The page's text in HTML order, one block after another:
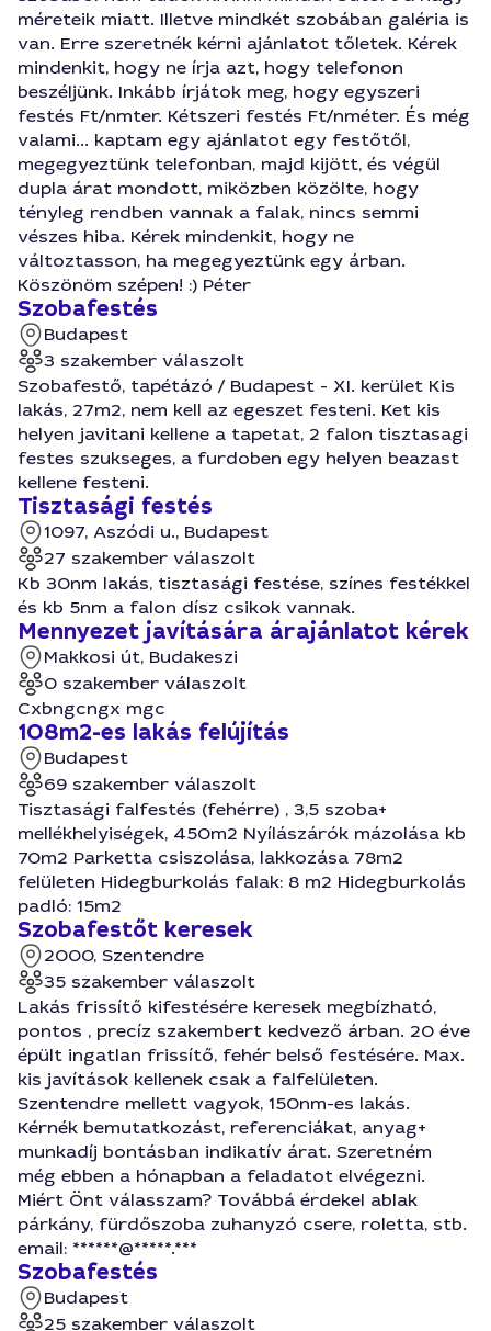
méreteik miatt. Illetve mindkét szobában galéria is
van. Erre szeretnék kérni ajánlatot tőletek. Kérek
mindenkit, hogy ne írja azt, hogy telefonon
beszéljünk. Inkább írjátok meg, hogy egyszeri
festés Ft/nmter. Kétszeri festés Ft/nméter. És még
valami... kaptam egy ajánlatot egy festőtől,
megegyeztünk telefonban, majd kijött, és végül
dupla árat mondott, miközben közölte, hogy
tényleg rendben vannak a falak, nincs semmi
vészes hiba. Kérek mindenkit, hogy ne
változtasson, ha megegyeztünk egy árban.
Köszönöm szépen! :) Péter
Szobafestés
Budapest
3 szakember válaszolt
Szobafestő, tapétázó / Budapest - XI. kerület Kis
lakás, 27m2, nem kell az egeszet festeni. Ket kis
helyen javitani kellene a tapetat, 2 falon tisztasagi
festes szukseges, a furdoben egy helyen beazast
kellene festeni.
Tisztasági festés
1097, Aszódi u., Budapest
27 szakember válaszolt
Kb 30nm lakás, tisztasági festése, színes festékkel
és kb 5nm a falon dísz csikok vannak.
Mennyezet javítására árajánlatot kérek
Makkosi út, Budakeszi
0 szakember válaszolt
Cxbngcngx mgc
108m2-es lakás felújítás
Budapest
69 szakember válaszolt
Tisztasági falfestés (fehérre) , 3,5 szoba+
mellékhelyiségek, 450m2 Nyílászárók mázolása kb
70m2 Parketta csiszolása, lakkozása 78m2
felületen Hidegburkolás falak: 8 m2 Hidegburkolás
padló: 15m2
Szobafestőt keresek
2000, Szentendre
35 szakember válaszolt
Lakás frissítő kifestésére keresek megbízható,
pontos , precíz szakembert kedvező árban. 20 éve
épült ingatlan frissítő, fehér belső festésére. Max.
kis javítások kellenek csak a falfelületen.
Szentendre mellett vagyok, 150nm-es lakás.
Kérnék bemutatkozást, referenciákat, anyag+
munkadíj bontásban indikatív árat. Szeretném
még ebben a hónapban a feladatot elvégezni.
Miért Önt válasszam? Továbbá érdekel ablak
párkány, fürdőszoba zuhanyzó csere, roletta, stb.
email: ******@*****.***
Szobafestés
Budapest
25 szakember válaszolt